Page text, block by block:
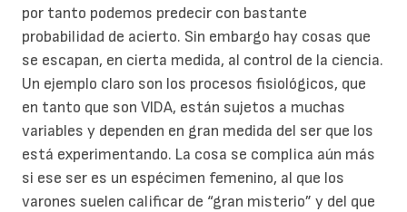
por tanto podemos predecir con bastante
probabilidad de acierto. Sin embargo hay cosas que
se escapan, en cierta medida, al control de la ciencia.
Un ejemplo claro son los procesos fisiológicos, que
en tanto que son VIDA, están sujetos a muchas
variables y dependen en gran medida del ser que los
está experimentando. La cosa se complica aún más
si ese ser es un espécimen femenino, al que los
varones suelen calificar de “gran misterio” y del que